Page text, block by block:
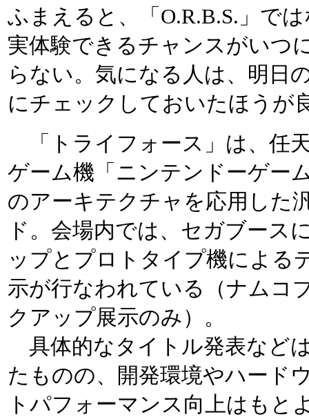
ふまえると、「O.R.B.S.」で
実体験できるチャンスがいつ
らない。気になる人は、明日
にチェックしておいたほうが
「トライフォース」は、任
ゲーム機「ニンテンドーゲー
のアーキテクチャを応用した
ド。会場内では、セガブース
ップとプロトタイプ機による
示が行なわれている（ナムコ
クアップ展示のみ）。
具体的なタイトル発表など
たものの、開発環境やハード
トパフォーマンス向上はもと